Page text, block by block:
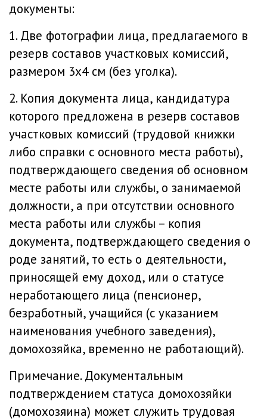
документы:
1. Две фотографии лица, предлагаемого в
резерв составов участковых комиссий,
размером 3х4 см (без уголка).
2. Копия документа лица, кандидатура
которого предложена в резерв составов
участковых комиссий (трудовой книжки
либо справки с основного места работы),
подтверждающего сведения об основном
месте работы или службы, о занимаемой
должности, а при отсутствии основного
места работы или службы – копия
документа, подтверждающего сведения о
роде занятий, то есть о деятельности,
приносящей ему доход, или о статусе
неработающего лица (пенсионер,
безработный, учащийся (с указанием
наименования учебного заведения),
домохозяйка, временно не работающий).
Примечание. Документальным
подтверждением статуса домохозяйки
(домохозяина) может служить трудовая